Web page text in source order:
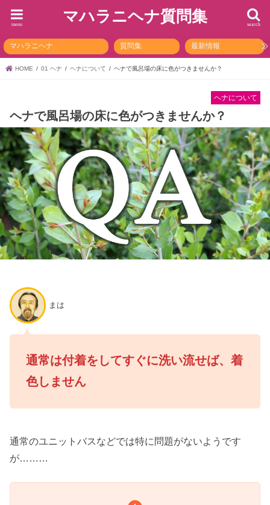
マハラニヘナ質問集 search
menu
マハラニヘナ 質問集 最新情報
HOME 01 ヘナ ヘナについて ヘナで風呂場の床に色がつきませんか？
ヘナについて
ヘナで風呂場の床に色がつきませんか？
まは
通常は付着をしてすぐに洗い流せば、着
色しません
通常のユニットバスなどでは特に問題がないようです
が………